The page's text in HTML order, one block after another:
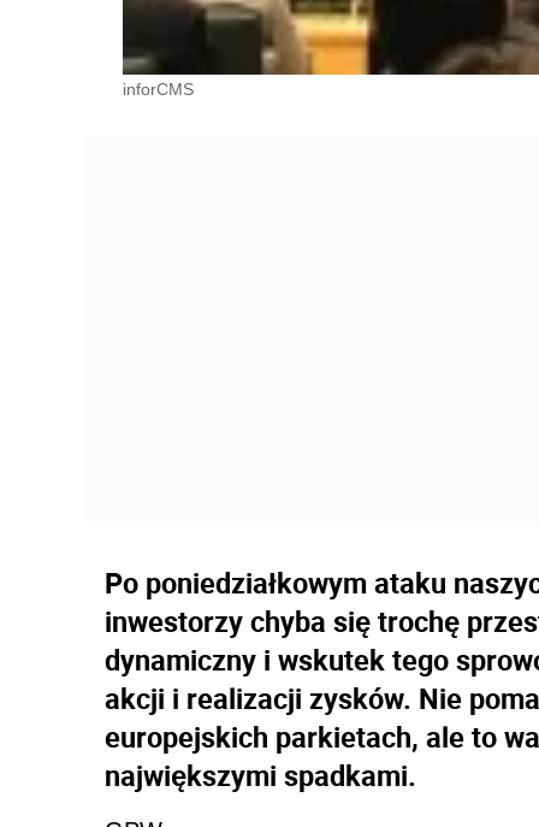
inforCMS
Po poniedziałkowym ataku
inwestorzy chyba się trochę
dynamiczny i wskutek tego
akcji i realizacji zysków. Nie
europejskich parkietach, ale to
największymi spadkami.